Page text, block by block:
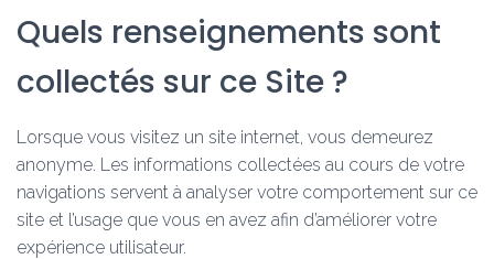
Quels renseignements sont
collectés sur ce Site ?
Lorsque vous visitez un site internet, vous demeurez
anonyme. Les informations collectées au cours de votre
navigations servent à analyser votre comportement sur ce
site et l’usage que vous en avez afin d’améliorer votre
expérience utilisateur.